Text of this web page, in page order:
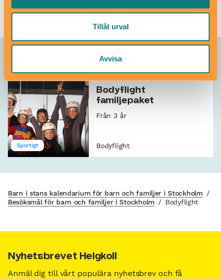
Tillåt urval
Avvisa
Allt som händer – Bodyflight
Sportigt
Bodyflight
familjepaket
Från 3 år
Bodyflight
Barn i stans kalendarium för barn och familjer i Stockholm /
Besöksmål för barn och familjer i Stockholm / Bodyflight
Nyhetsbrevet Helgkoll
Anmäl dig till vårt populära nyhetsbrev och få